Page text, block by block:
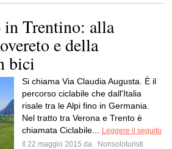
Trentino: alla
e della
bici
Si chiama Via Claudia Augusta. È il
percorso ciclabile che dall'Italia
risale tra le Alpi fino in Germania.
Nel tratto tra Verona e Trento è
chiamata Ciclabile...
Leggere il seguito
Il 22 maggio 2015 da
Nonsoloturisti